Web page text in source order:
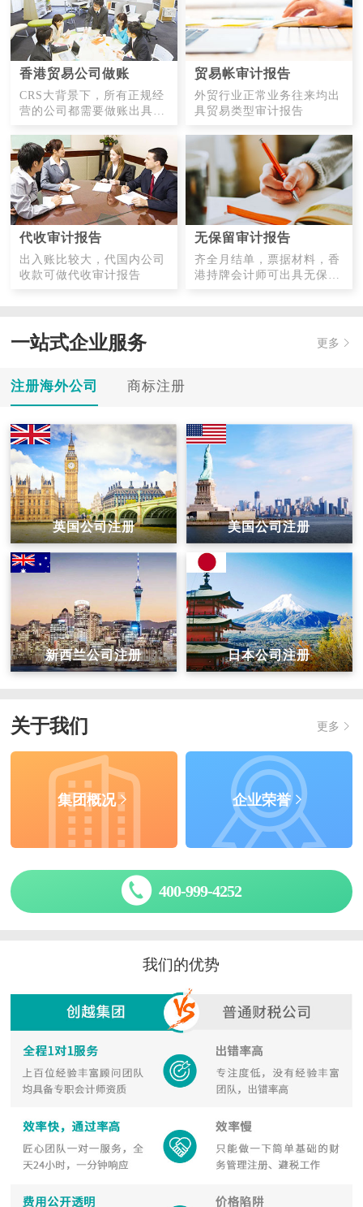
香港贸易公司做账
CRS大背景下，所有正规经
营的公司都需要做账出具财
贸易帐审计报告
外贸行业正常业务往来均出
具贸易类型审计报告
代收审计报告
出入账比较大，代国内公司
收款可做代收审计报告
无保留审计报告
齐全月结单，票据材料，香
港持牌会计师可出具无保留
一站式企业服务 更多
注册海外公司 商标注册
英国公司注册 美国公司注册
新西兰公司注册 日本公司注册
关于我们 更多
集团概况 企业荣誉
400-999-4252
我们的优势